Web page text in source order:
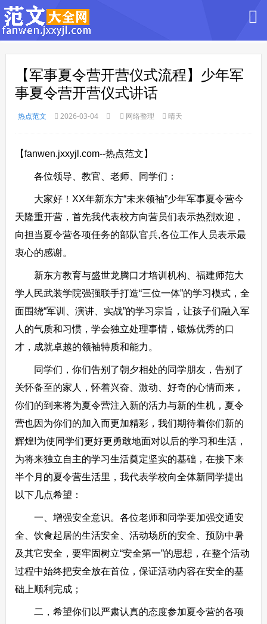
【军事夏令营开营仪式流程】少年军
事夏令营开营仪式讲话
热点范文 2026-03-04 网络整理 晴天
【fanwen.jxxyjl.com--热点范文】
各位领导、教官、老师、同学们：
大家好！XX年新东方“未来领袖”少年军事夏令营今
天隆重开营，首先我代表校方向营员们表示热烈欢迎，
向担当夏令营各项任务的部队官兵,各位工作人员表示最
衷心的感谢。
新东方教育与盛世龙腾口才培训机构、福建师范大
学人民武装学院强强联手打造“三位一体”的学习模式，全
面围绕“军训、演讲、实战”的学习宗旨，让孩子们融入军
人的气质和习惯，学会独立处理事情，锻炼优秀的口
才，成就卓越的领袖特质和能力。
同学们，你们告别了朝夕相处的同学朋友，告别了
关怀备至的家人，怀着兴奋、激动、好奇的心情而来，
你们的到来将为夏令营注入新的活力与新的生机，夏令
营也因为你们的加入而更加精彩，我们期待着你们新的
辉煌!为使同学们更好更勇敢地面对以后的学习和生活，
为将来独立自主的学习生活奠定坚实的基础，在接下来
半个月的夏令营生活里，我代表学校向全体新同学提出
以下几点希望：
一、增强安全意识。各位老师和同学要加强交通安
全、饮食起居的生活安全、活动场所的安全、预防中暑
及其它安全，要牢固树立“安全第一”的思想，在整个活动
过程中始终把安全放在首位，保证活动内容在安全的基
础上顺利完成；
二，希望你们以严肃认真的态度参加夏令营的各项